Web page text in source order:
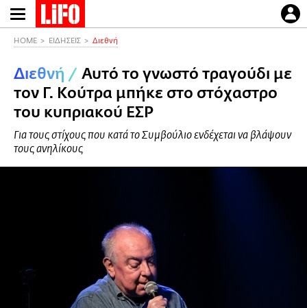
Παράκαμψη
προς
περιεχόμενο
HOME ΕΙΔΗΣΕΙΣ Διεθνή
Διεθνή / Αυτό το γνωστό τραγούδι με
τον Γ. Κούτρα μπήκε στο στόχαστρο
του κυπριακού ΕΣΡ
Για τους στίχους που κατά το Συμβούλιο ενδέχεται να βλάψουν
τους ανηλίκους